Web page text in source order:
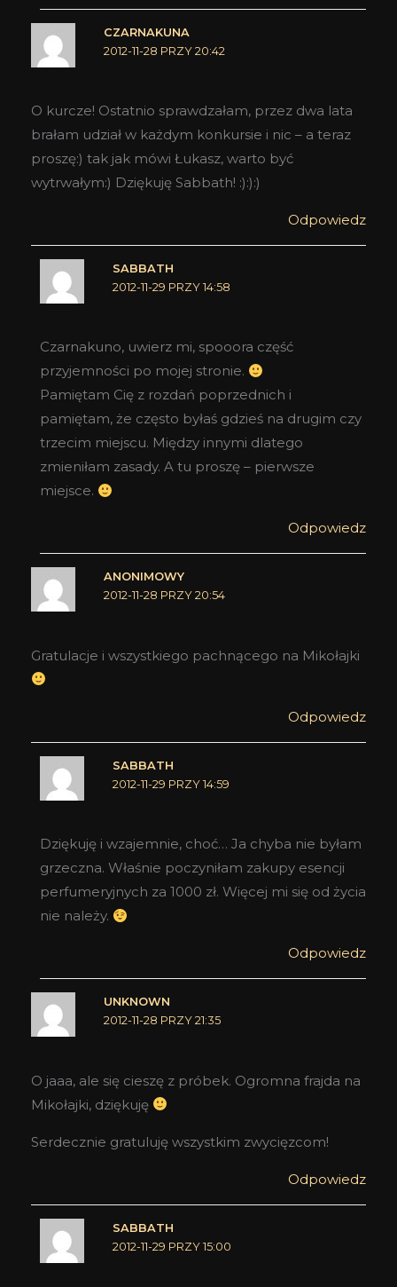
CZARNAKUNA
2012-11-28 PRZY 20:42
O kurcze! Ostatnio sprawdzałam, przez dwa lata
brałam udział w każdym konkursie i nic – a teraz
proszę:) tak jak mówi Łukasz, warto być
wytrwałym:) Dziękuję Sabbath! :):):)
Odpowiedz
SABBATH
2012-11-29 PRZY 14:58
Czarnakuno, uwierz mi, spooora część
przyjemności po mojej stronie.
Pamiętam Cię z rozdań poprzednich i
pamiętam, że często byłaś gdzieś na drugim czy
trzecim miejscu. Między innymi dlatego
zmieniłam zasady. A tu proszę – pierwsze
miejsce.
Odpowiedz
ANONIMOWY
2012-11-28 PRZY 20:54
Gratulacje i wszystkiego pachnącego na Mikołajki
Odpowiedz
SABBATH
2012-11-29 PRZY 14:59
Dziękuję i wzajemnie, choć… Ja chyba nie byłam
grzeczna. Właśnie poczyniłam zakupy esencji
perfumeryjnych za 1000 zł. Więcej mi się od życia
nie należy.
Odpowiedz
UNKNOWN
2012-11-28 PRZY 21:35
O jaaa, ale się cieszę z próbek. Ogromna frajda na
Mikołajki, dziękuję
Serdecznie gratuluję wszystkim zwycięzcom!
Odpowiedz
SABBATH
2012-11-29 PRZY 15:00